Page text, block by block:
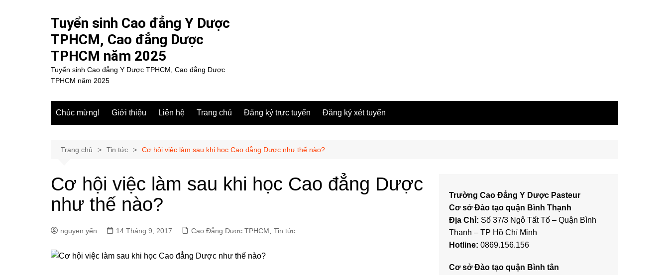
Tuyển sinh Cao đẳng Y Dược
TPHCM, Cao đẳng Dược
TPHCM năm 2025
Tuyển sinh Cao đẳng Y Dược TPHCM, Cao đẳng Dược
TPHCM năm 2025
Chúc mừng! Giới thiệu Liên hệ Trang chủ Đăng ký trực tuyến Đăng ký xét tuyển
Trang chủ Tin tức Cơ hội việc làm sau khi học Cao đẳng Dược như thế nào?
Cơ hội việc làm sau khi học Cao đẳng Dược
như thế nào?
nguyen yến 14 Tháng 9, 2017 Cao Đẳng Dược TPHCM Tin tức
Trường Cao Đẳng Y Dược Pasteur
Cơ sở Đào tạo quận Bình Thạnh
Địa Chỉ: Số 37/3 Ngô Tất Tố – Quận Bình
Thạnh – TP Hồ Chí Minh
Hotline: 0869.156.156
Cơ sở Đào tạo quận Bình tân